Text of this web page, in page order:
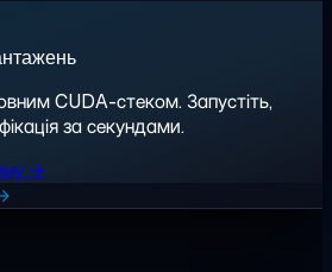
CUDA-стеком. Запустіть,
за секундами.
→